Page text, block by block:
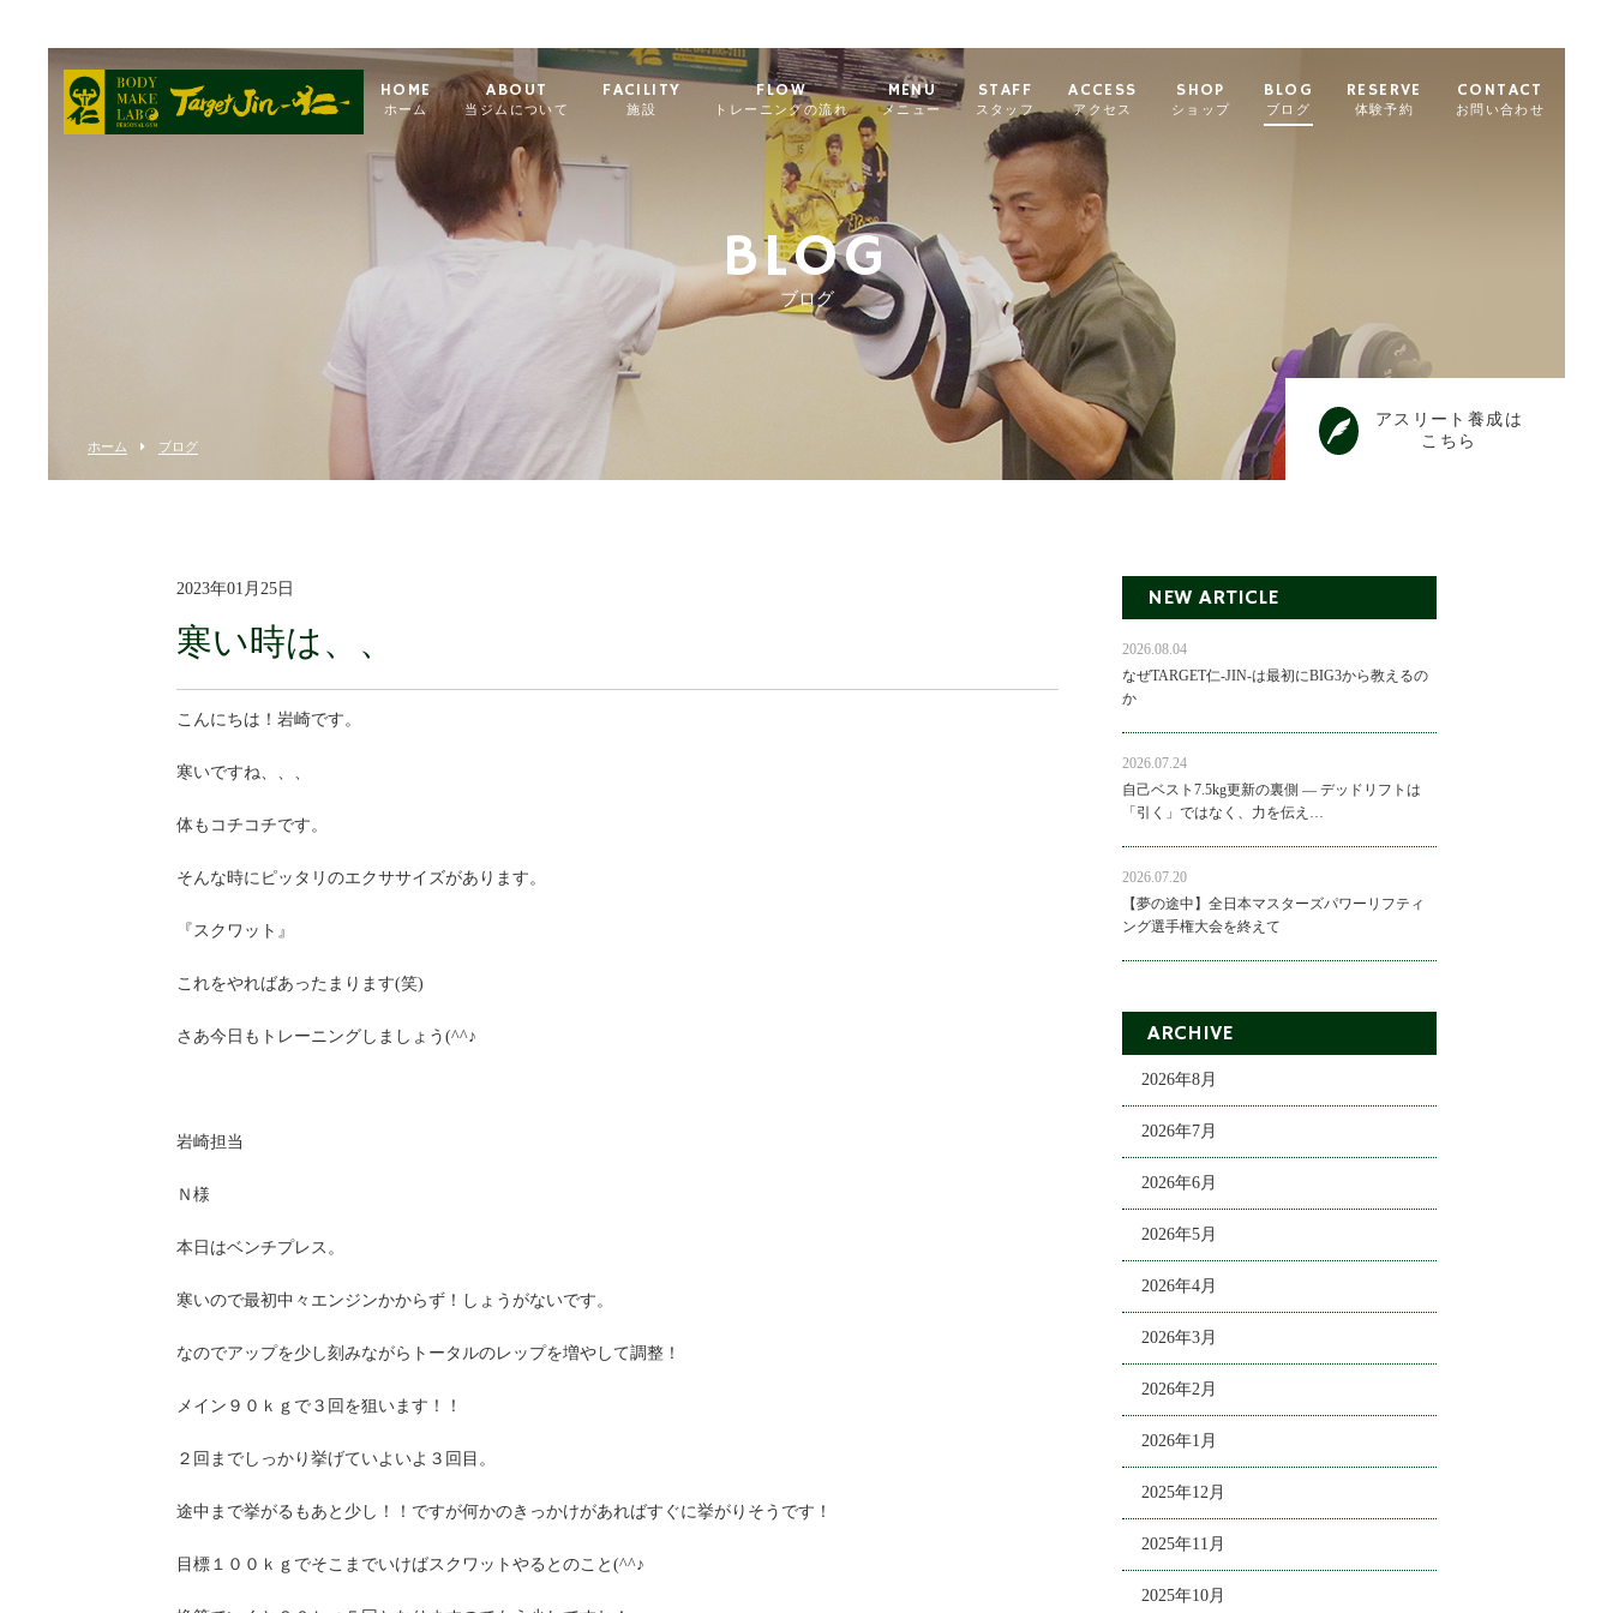
HOME
ホーム
ABOUT
当ジムについて
FACILITY
施設
FLOW
トレーニングの流れ
MENU
メニュー
STAFF
スタッフ
ACCESS
アクセス
SHOP
ショップ
BLOG
ブログ
RESERVE
体験予約
CONTACT
お問い合わせ
BLOG
ブログ
ホーム ブログ
アスリート養成は
こちら
2023年01月25日
寒い時は、、
こんにちは！岩崎です。
寒いですね、、、
体もコチコチです。
そんな時にピッタリのエクササイズがあります。
『スクワット』
これをやればあったまります(笑)
さあ今日もトレーニングしましょう(^^♪
岩崎担当
Ｎ様
本日はベンチプレス。
寒いので最初中々エンジンかからず！しょうがないです。
なのでアップを少し刻みながらトータルのレップを増やして調整！
メイン９０ｋｇで３回を狙います！！
２回までしっかり挙げていよいよ３回目。
途中まで挙がるもあと少し！！ですが何かのきっかけがあればすぐに挙がりそうです！
目標１００ｋｇでそこまでいけばスクワットやるとのこと(^^♪
NEW ARTICLE
2026.08.04
なぜTARGET仁-JIN-は最初にBIG3から教えるの
か
2026.07.24
自己ベスト7.5kg更新の裏側 ― デッドリフトは
「引く」ではなく、力を伝え…
2026.07.20
【夢の途中】全日本マスターズパワーリフティ
ング選手権大会を終えて
ARCHIVE
2026年8月
2026年7月
2026年6月
2026年5月
2026年4月
2026年3月
2026年2月
2026年1月
2025年12月
2025年11月
2025年10月